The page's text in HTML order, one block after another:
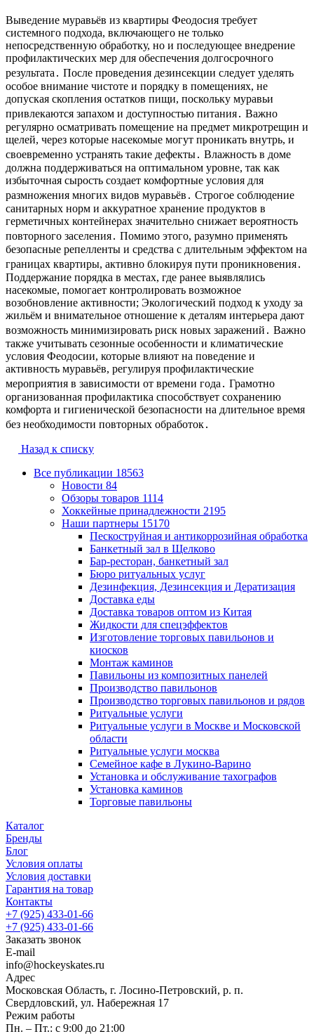
Выведение муравьёв из квартиры Феодосия требует
системного подхода, включающего не только
непосредственную обработку, но и последующее внедрение
профилактических мер для обеспечения долгосрочного
результата․ После проведения дезинсекции следует уделять
особое внимание чистоте и порядку в помещениях, не
допуская скопления остатков пищи, поскольку муравьи
привлекаются запахом и доступностью питания․ Важно
регулярно осматривать помещение на предмет микротрещин и
щелей, через которые насекомые могут проникать внутрь, и
своевременно устранять такие дефекты․ Влажность в доме
должна поддерживаться на оптимальном уровне, так как
избыточная сырость создает комфортные условия для
размножения многих видов муравьёв․ Строгое соблюдение
санитарных норм и аккуратное хранение продуктов в
герметичных контейнерах значительно снижает вероятность
повторного заселения․ Помимо этого, разумно применять
безопасные репелленты и средства с длительным эффектом на
границах квартиры, активно блокируя пути проникновения․
Поддержание порядка в местах, где ранее выявлялись
насекомые, помогает контролировать возможное
возобновление активности; Экологический подход к уходу за
жильём и внимательное отношение к деталям интерьера дают
возможность минимизировать риск новых заражений․ Важно
также учитывать сезонные особенности и климатические
условия Феодосии, которые влияют на поведение и
активность муравьёв, регулируя профилактические
мероприятия в зависимости от времени года․ Грамотно
организованная профилактика способствует сохранению
комфорта и гигиенической безопасности на длительное время
без необходимости повторных обработок․
Назад к списку
Все публикации 18563
Новости 84
Обзоры товаров 1114
Хоккейные принадлежности 2195
Наши партнеры 15170
Пескоструйная и антикоррозийная обработка
Банкетный зал в Щелково
Бар-ресторан, банкетный зал
Бюро ритуальных услуг
Дезинфекция, Дезинсекция и Дератизация
Доставка еды
Доставка товаров оптом из Китая
Жидкости для спецэффектов
Изготовление торговых павильонов и
киосков
Монтаж каминов
Павильоны из композитных панелей
Производство павильонов
Производство торговых павильонов и рядов
Ритуальные услуги
Ритуальные услуги в Москве и Московской
области
Ритуальные услуги москва
Семейное кафе в Лукино-Варино
Установка и обслуживание тахографов
Установка каминов
Торговые павильоны
Каталог
Бренды
Блог
Условия оплаты
Условия доставки
Гарантия на товар
Контакты
+7 (925) 433-01-66
+7 (925) 433-01-66
Заказать звонок
E-mail
info@hockeyskates.ru
Адрес
Московская Область, г. Лосино-Петровский, р. п.
Свердловский, ул. Набережная 17
Режим работы
Пн. – Пт.: с 9:00 до 21:00